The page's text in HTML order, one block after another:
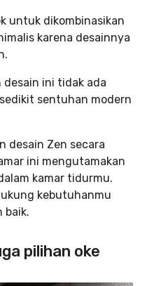
untuk dikombinasikan
karena desainnya
desain ini tidak ada
sentuhan modern
desain Zen secara
ini mengutamakan
kamar tidurmu.
kebutuhanmu
baik.
pilihan oke